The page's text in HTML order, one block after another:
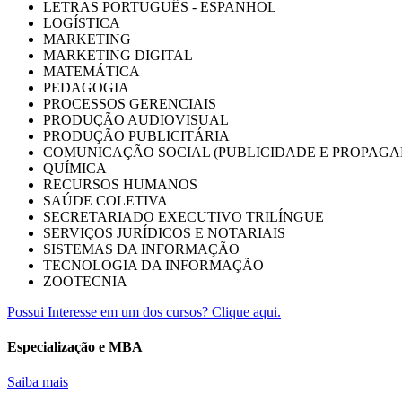
LETRAS PORTUGUÊS - ESPANHOL
LOGÍSTICA
MARKETING
MARKETING DIGITAL
MATEMÁTICA
PEDAGOGIA
PROCESSOS GERENCIAIS
PRODUÇÃO AUDIOVISUAL
PRODUÇÃO PUBLICITÁRIA
COMUNICAÇÃO SOCIAL (PUBLICIDADE E
QUÍMICA
RECURSOS HUMANOS
SAÚDE COLETIVA
SECRETARIADO EXECUTIVO TRILÍNGUE
SERVIÇOS JURÍDICOS E NOTARIAIS
SISTEMAS DA INFORMAÇÃO
TECNOLOGIA DA INFORMAÇÃO
ZOOTECNIA
Possui Interesse em um dos cursos? Clique aqui.
Especialização e MBA
Saiba mais